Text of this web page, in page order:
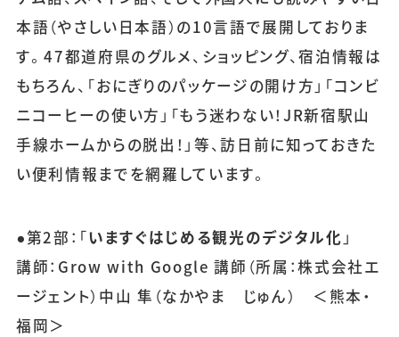
本語（やさしい日本語）の10言語で展開しておりま
す。47都道府県のグルメ、ショッピング、宿泊情報は
もちろん、「おにぎりのパッケージの開け方」「コンビ
ニコーヒーの使い方」「もう迷わない！JR新宿駅山
手線ホームからの脱出！」等、訪日前に知っておきた
い便利情報までを網羅しています。
●第2部：「いますぐはじめる観光のデジタル化 」
講師：Grow with Google 講師（所属：株式会社エ
ージェント）中山 隼（なかやま じゅん） ＜熊本・
福岡＞